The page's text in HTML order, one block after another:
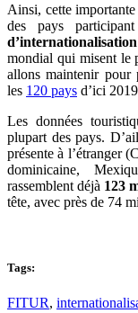
Ainsi, cette importante
des pays
d’internationalisation
mondial qui misent le
allons maintenir pour
les 120 pays d’ici
Les données
plupart des pays.
présente à l’étranger
dominicaine,
rassemblent déjà 123
tête, avec près de 74
Tags:
FITUR,